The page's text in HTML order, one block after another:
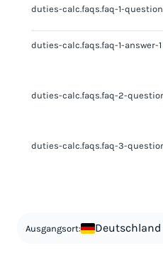
duties-calc.faqs.faq-1-question
duties-calc.faqs.faq-1-answer-1
duties-calc.faqs.faq-2-
duties-calc.faqs.faq-3-
Ausgangsort: Deutschland